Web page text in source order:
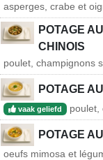
asperges, crabe et
POTAGE
CHINOIS
poulet, champignons
POTAGE
vaak geliefd poulet,
POTAGE
oeufs mimosa et